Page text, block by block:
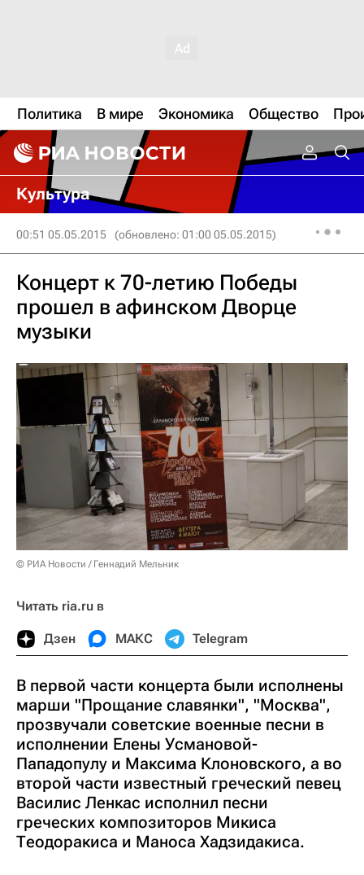
Политика В мире Экономика Общество
Культура
00:51 05.05.2015 (обновлено: 01:00 05.05.2015)
Концерт к 70-летию Победы
прошел в афинском Дворце
музыки
© РИА Новости / Геннадий Мельник
Читать ria.ru в
Дзен МАКС Telegram
В первой части концерта были исполнены
марши "Прощание славянки", "Москва",
прозвучали советские военные песни в
исполнении Елены Усмановой-
Пападопулу и Максима Клоновского, а во
второй части известный греческий певец
Василис Ленкас исполнил песни
греческих композиторов Микиса
Теодоракиса и Маноса Хадзидакиса.